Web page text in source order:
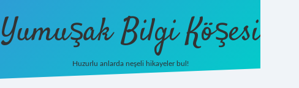
Yumuşak Bilgi Köşesi
Huzurlu anlarda neşeli hikayeler bul!